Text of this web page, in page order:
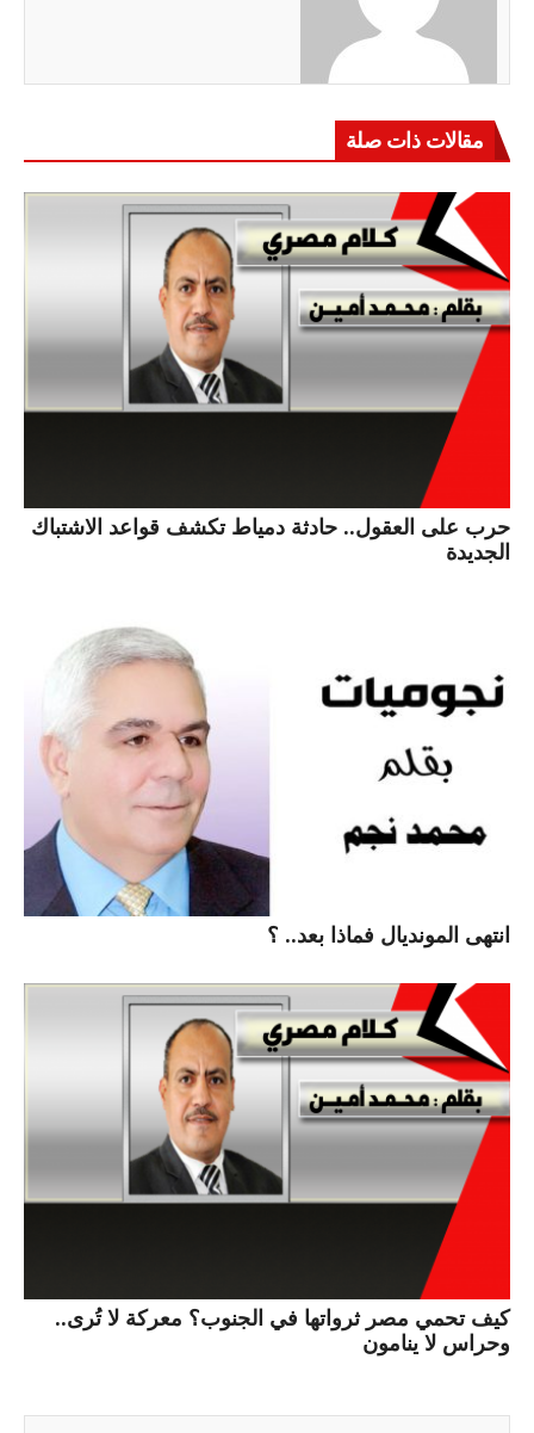
مقالات ذات صلة
حرب على العقول.. حادثة دمياط تكشف قواعد الاشتباك
الجديدة
انتهى المونديال فماذا بعد.. ؟
كيف تحمي مصر ثرواتها في الجنوب؟ معركة لا تُرى..
وحراس لا ينامون